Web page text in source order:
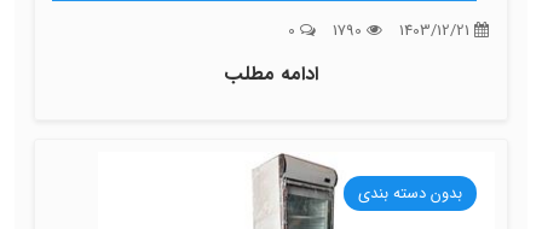
ادامه مطلب
بدون دسته بندی